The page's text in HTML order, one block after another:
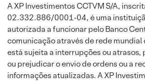
A XP Investimentos CCTVM S/A,
02.332.886/0001-04, é uma
autorizada a funcionar pelo Banco
comunicação através de rede
está sujeita a interrupções ou
ou prejudicar o envio de ordens ou a
informações atualizadas. A XP